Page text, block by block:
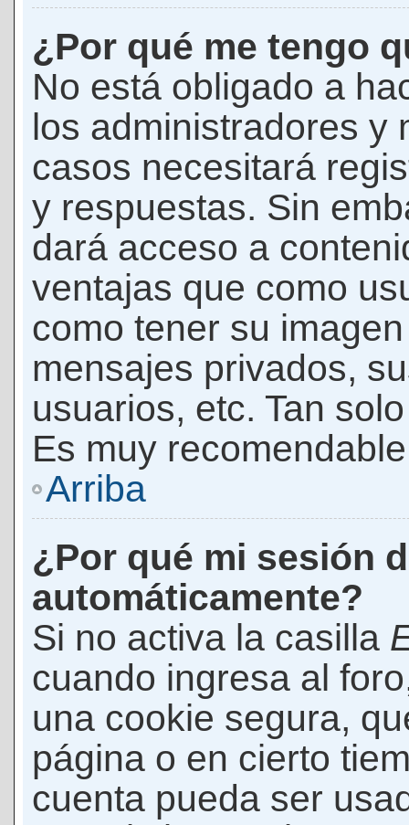
¿Por qué me tengo
No está obligado a
los administradores y
casos necesitará
y respuestas. Sin
dará acceso a
ventajas que como
como tener su
mensajes privados,
usuarios, etc. Tan
Es muy
Arriba
¿Por qué mi sesión
automáticamente?
Si no activa la casilla
cuando ingresa al
una cookie segura,
página o en cierto
cuenta pueda ser